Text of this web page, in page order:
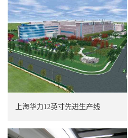
上海华力12英寸先进生产线